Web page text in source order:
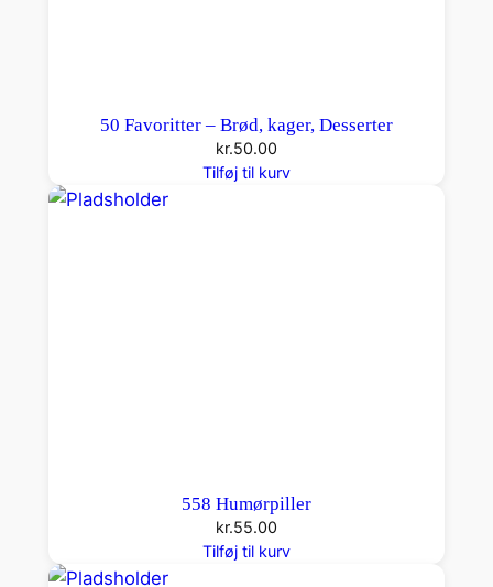
50 Favoritter – Brød, kager, Desserter
kr.50.00
Tilføj til kurv
558 Humørpiller
kr.55.00
Tilføj til kurv